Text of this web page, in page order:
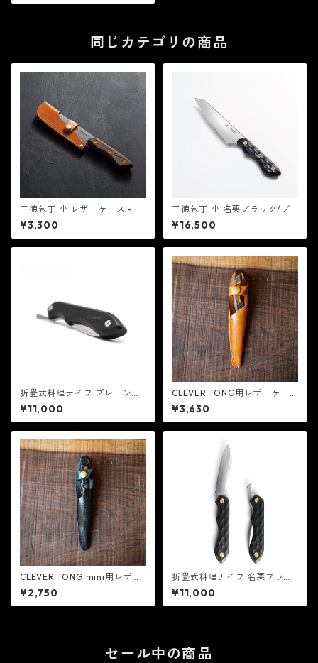
同じカテゴリの商品
三徳包丁 小 レザーケース - F
EDECA
¥3,300
三徳包丁 小 名栗ブラック/ブ
ラウン - FEDECA
¥16,500
折畳式料理ナイフ プレーンブ
ラック - FEDECA
¥11,000
CLEVER TONG用レザーケー
ス - FEDECA
¥3,630
CLEVER TONG mini用レザー
ケース - FEDECA
¥2,750
折畳式料理ナイフ 名栗ブラッ
ク - FEDECA
¥11,000
セール中の商品